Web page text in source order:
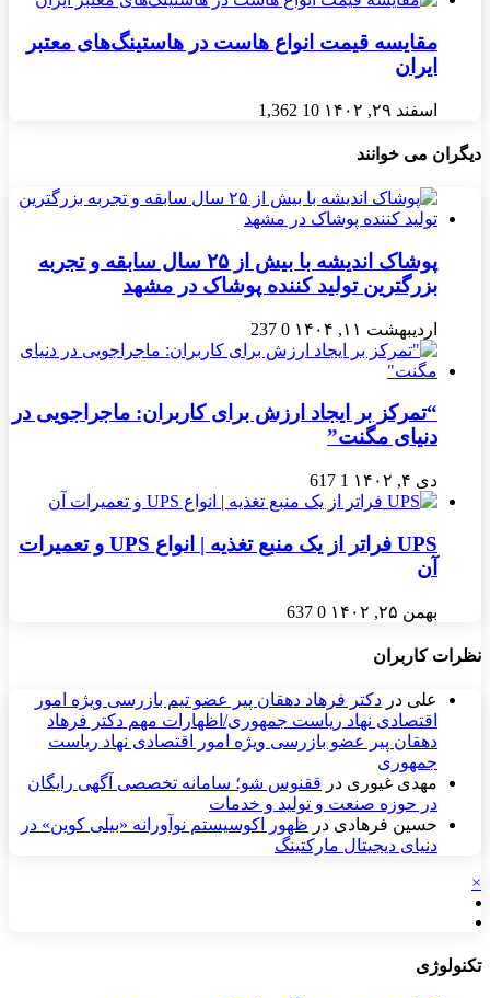
مقایسه قیمت انواع هاست در هاستینگ‌های معتبر
ایران
اسفند ۲۹, ۱۴۰۲ 10
1,362
دیگران می خوانند
پوشاک اندیشه با بیش از ۲۵ سال سابقه و تجربه
بزرگترین تولید کننده پوشاک در مشهد
اردیبهشت ۱۱, ۱۴۰۴ 0
237
“تمرکز بر ایجاد ارزش برای کاربران: ماجراجویی در
دنیای مگنت”
دی ۴, ۱۴۰۲ 1
617
UPS فراتر از یک منبع تغذیه | انواع UPS و تعمیرات
آن
بهمن ۲۵, ۱۴۰۲ 0
637
نظرات کاربران
علی در دکتر فرهاد دهقان پیر عضو تيم بازرسی ويژه امور
اقتصادی نهاد رياست جمهوری/اظهارات مهم دکتر فرهاد
دهقان پیر عضو بازرسی ویژه امور اقتصادی نهاد ریاست
جمهوری
مهدی غیوری در ققنوس شو؛ سامانه تخصصی آگهی رایگان
در حوزه صنعت و تولید و خدمات
حسین فرهادی در ظهور اکوسیستم نوآورانه «بیلی کوین» در
دنیای دیجیتال مارکتینگ
×
تکنولوژی